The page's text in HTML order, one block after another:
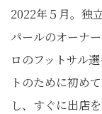
2022年５月。独
パールのオーナ
ロのフットサル
トのために初め
し、すぐに出店